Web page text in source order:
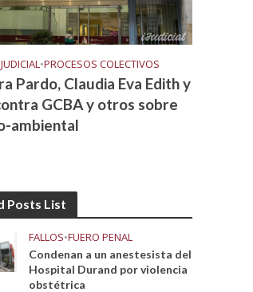
•PROCESOS COLECTIVOS
Pardo, Claudia Eva Edith y
GCBA y otros sobre
ambiental
Posts List
FALLOS•FUERO PENAL
Condenan a un anestesista del
Hospital Durand por violencia
obstétrica